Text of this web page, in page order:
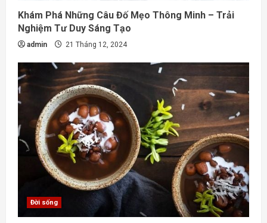
Khám Phá Những Câu Đố Mẹo Thông Minh – Trải
Nghiệm Tư Duy Sáng Tạo
admin 21 Tháng 12, 2024
Đời sống